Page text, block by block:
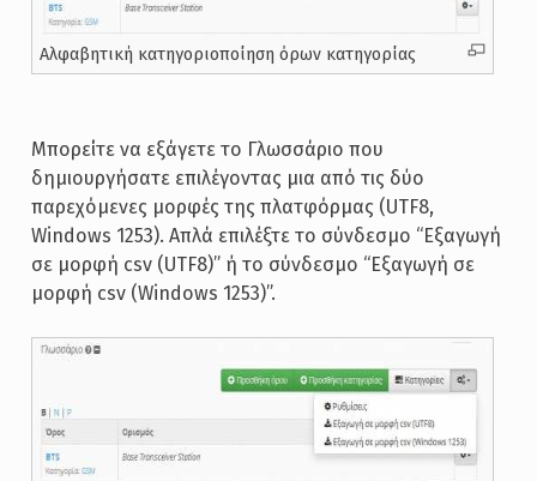
Αλφαβητική κατηγοριοποίηση όρων κατηγορίας
Μπορείτε να εξάγετε το Γλωσσάριο που
δημιουργήσατε επιλέγοντας μια από τις δύο
παρεχόμενες μορφές της πλατφόρμας (UTF8,
Windows 1253). Απλά επιλέξτε το σύνδεσμο “Εξαγωγή
σε μορφή csv (UTF8)” ή το σύνδεσμο “Εξαγωγή σε
μορφή csv (Windows 1253)”.